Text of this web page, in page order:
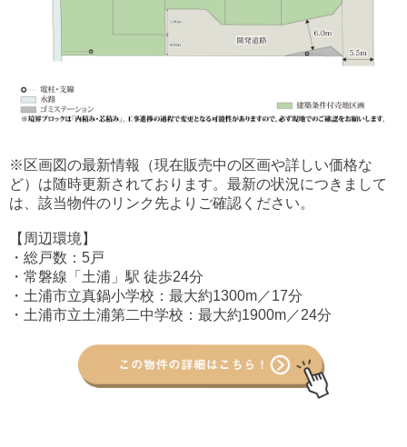
※区画図の最新情報（現在販売中の区画や詳しい価格な
ど）は随時更新されております。最新の状況につきまして
は、該当物件のリンク先よりご確認ください。
【周辺環境】
・総戸数：5戸
・常磐線「土浦」駅 徒歩24分
・土浦市立真鍋小学校：最大約1300m／17分
・土浦市立土浦第二中学校：最大約1900m／24分